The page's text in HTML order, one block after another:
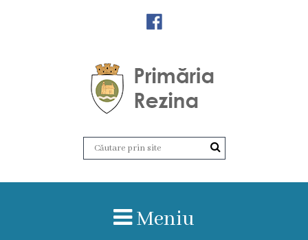
Amalgamare
Meniu